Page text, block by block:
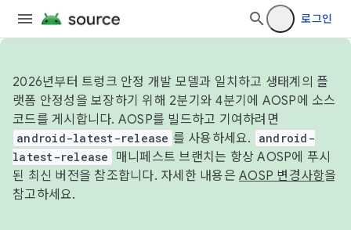
로그인
2026년부터 트렁크 안정 개발 모델과 일치하고 생태계의 플
랫폼 안정성을 보장하기 위해 2분기와 4분기에 AOSP에 소스
코드를 게시합니다. AOSP를 빌드하고 기여하려면
android-latest-release 를 사용하세요.
android-
latest-release
매니페스트 브랜치는 항상 AOSP에 푸시
된 최신 버전을 참조합니다. 자세한 내용은 AOSP 변경사항을
참고하세요.